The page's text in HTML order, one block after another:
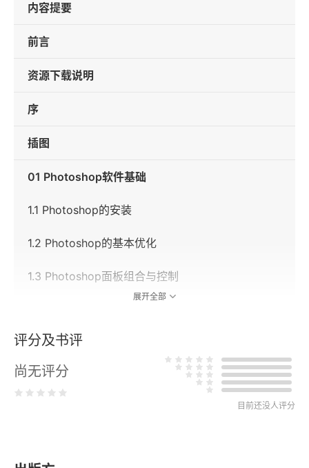
内容提要
前言
资源下载说明
序
插图
01 Photoshop软件基础
1.1 Photoshop的安装
1.2 Photoshop的基本优化
1.3 Photoshop面板组合与控制
02 照片瑕疵处理
2.1 污点修复画笔工具
展开全部
评分及书评
尚无评分
目前还没人评分